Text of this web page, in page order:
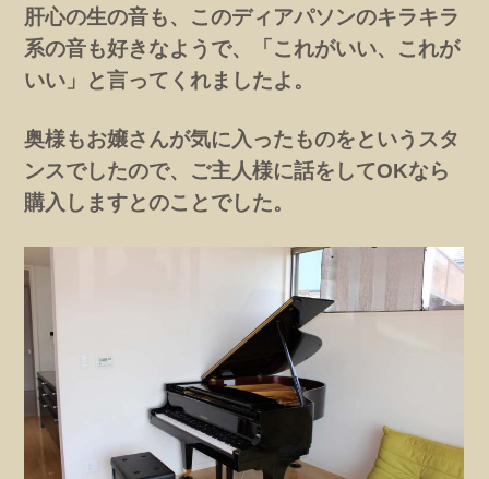
肝心の生の音も、このディアパソンのキラキラ
系の音も好きなようで、「これがいい、これが
いい」と言ってくれましたよ。
奥様もお嬢さんが気に入ったものをというスタ
ンスでしたので、ご主人様に話をしてOKなら
購入しますとのことでした。